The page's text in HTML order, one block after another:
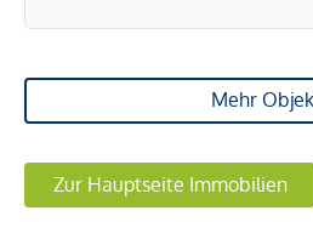
Mehr
Zur Hauptseite Immobilien